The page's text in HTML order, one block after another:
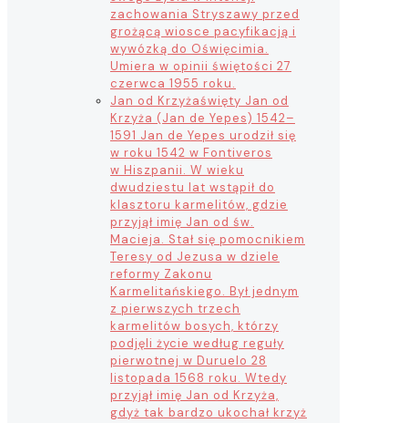
zachowania Stryszawy przed
grożącą wiosce pacyfikacją i
wywózką do Oświęcimia.
Umiera w opinii świętości 27
czerwca 1955 roku.
Jan od Krzyżaświęty Jan od
Krzyża (Jan de Yepes) 1542–
1591 Jan de Yepes urodził się
w roku 1542 w Fontiveros
w Hiszpanii. W wieku
dwudziestu lat wstąpił do
klasztoru karmelitów, gdzie
przyjął imię Jan od św.
Macieja. Stał się pomocnikiem
Teresy od Jezusa w dziele
reformy Zakonu
Karmelitańskiego. Był jednym
z pierwszych trzech
karmelitów bosych, którzy
podjęli życie według reguły
pierwotnej w Duruelo 28
listopada 1568 roku. Wtedy
przyjął imię Jan od Krzyża,
gdyż tak bardzo ukochał krzyż